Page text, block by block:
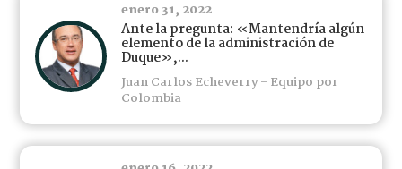
enero 31, 2022
Ante la pregunta: «Mantendría algún
elemento de la administración de
Duque»,...
Juan Carlos Echeverry - Equipo por
Colombia